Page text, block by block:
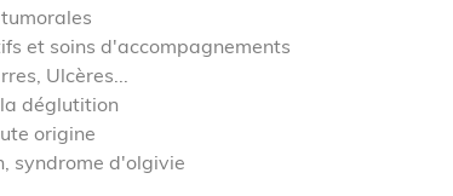
et soins d'accompagnements
Ulcères...
déglutition
origine
syndrome d'olgivie